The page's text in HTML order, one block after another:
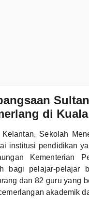
di
Sekolah
institusi pendidikan
Kementerian
bagi pelajar-pelajar
dan 82 guru yang
akademik